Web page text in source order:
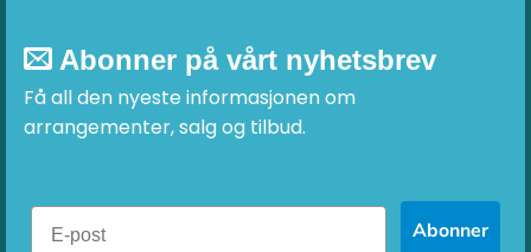
Abonner på vårt nyhetsbrev
Få all den nyeste informasjonen om
arrangementer, salg og tilbud.
Abonner